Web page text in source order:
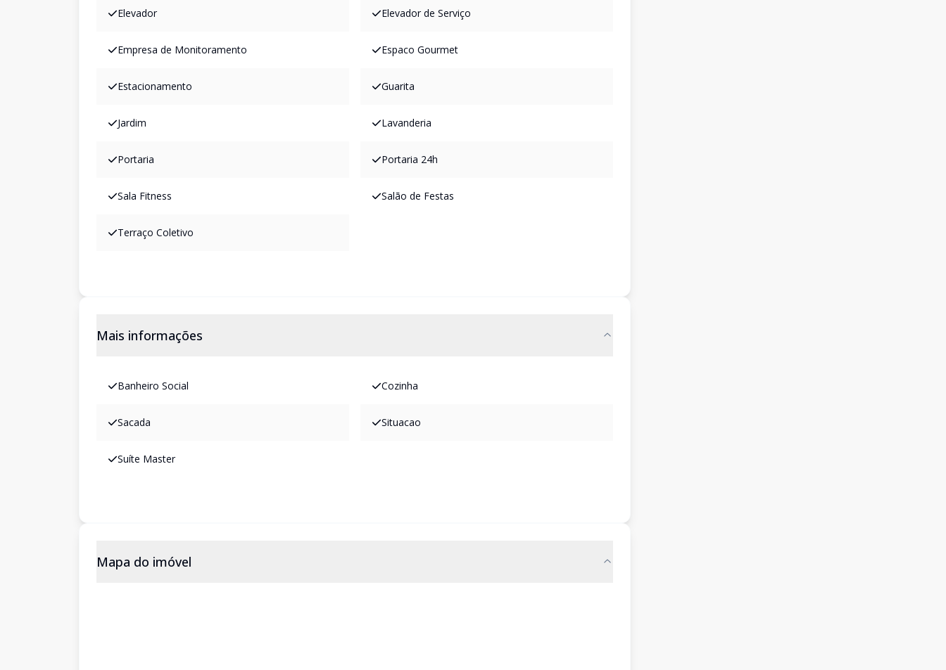
Elevador Elevador de Serviço
Empresa de Monitoramento Espaco Gourmet
Estacionamento Guarita
Jardim Lavanderia
Portaria Portaria 24h
Sala Fitness Salão de Festas
Terraço Coletivo
Mais informações
Banheiro Social Cozinha
Sacada Situacao
Suíte Master
Mapa do imóvel